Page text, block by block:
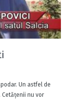
Un astfel de
nu vor